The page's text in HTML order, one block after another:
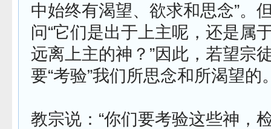
中始终有渴望、欲求和思念”。
问“它们是出于上主呢，还是属
远离上主的神？”因此，若望宗
要“考验”我们所思念和所渴望的
教宗说：“你们要考验这些神，